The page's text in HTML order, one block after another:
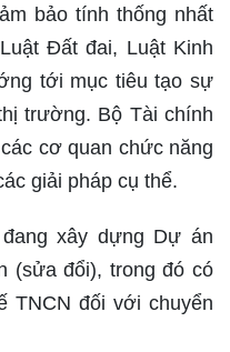
bảo tính thống nhất
Đất đai, Luật Kinh
tới mục tiêu tạo sự
trường. Bộ Tài chính
cơ quan chức năng
giải pháp cụ thể.
xây dựng Dự án
(sửa đổi), trong đó có
TNCN đối với chuyển